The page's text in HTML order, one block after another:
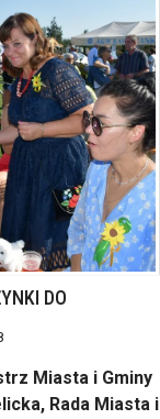
DO
Miasta i Gminy
Rada Miasta i